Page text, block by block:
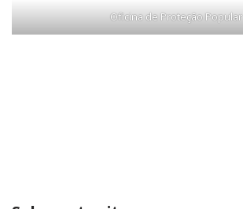
Oficina de Proteção Popular